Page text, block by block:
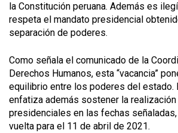
la Constitución peruana. Además es
respeta el mandato presidencial
separación de poderes.
Como señala el comunicado de la
Derechos Humanos, esta “vacancia”
equilibrio entre los poderes del estado.
enfatiza además sostener la
presidenciales en las fechas
vuelta para el 11 de abril de 2021.